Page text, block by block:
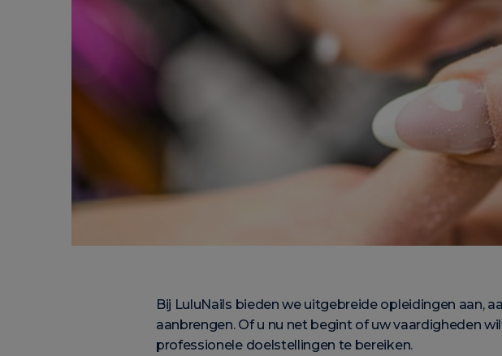
Bij LuluNails bieden we uitgebreide opleidingen aan,
aanbrengen. Of u nu net begint of uw vaardigheden
professionele doelstellingen te bereiken.